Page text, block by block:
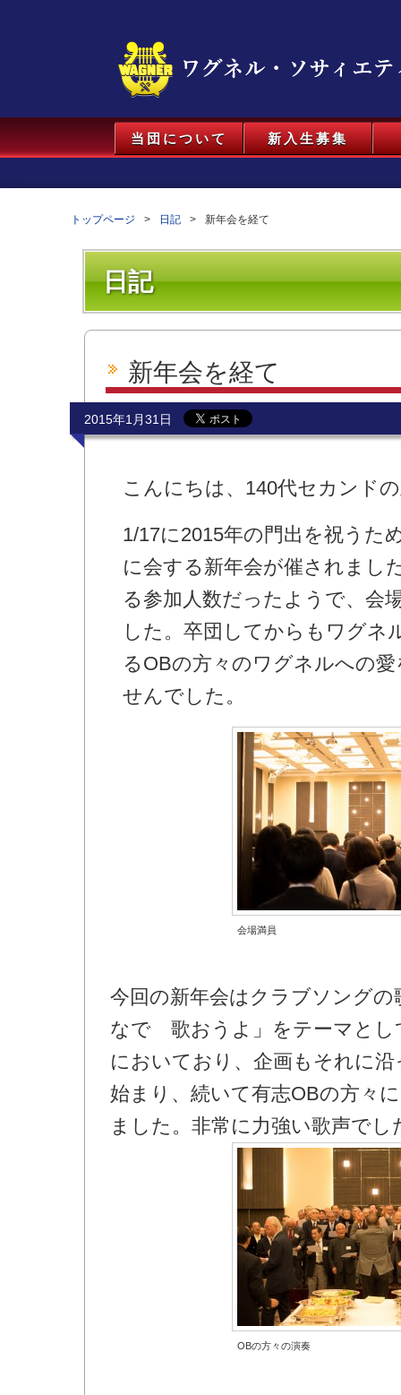
当団について 新入生募集
トップページ 日記 新年会を経て
日記
新年会を経て
2015年1月31日
こんにちは、140代セカンド
1/17に2015年の門出を祝うた
に会する新年会が催されまし
る参加人数だったようで、会
した。卒団してからもワグネ
るOBの方々のワグネルへの
せんでした。
会場満員
今回の新年会はクラブソング
なで 歌おうよ」をテーマとし
においており、企画もそれに
始まり、続いて有志OBの方々
ました。非常に力強い歌声でし
OBの方々の演奏